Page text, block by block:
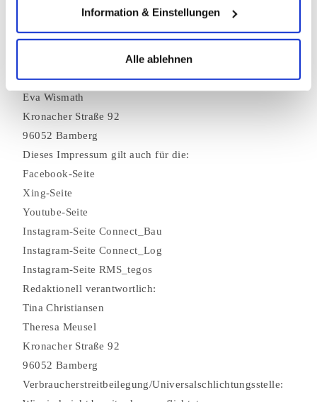
Information & Einstellungen
Alle ablehnen
Registergericht: Amtsgericht Bamberg,
Verantwortlich für den Inhalt:
Eva Wismath
Kronacher Straße 92
96052 Bamberg
Dieses Impressum gilt auch für die:
Facebook-Seite
Xing-Seite
Youtube-Seite
Instagram-Seite Connect_Bau
Instagram-Seite Connect_Log
Instagram-Seite RMS_tegos
Redaktionell verantwortlich:
Tina Christiansen
Theresa Meusel
Kronacher Straße 92
96052 Bamberg
Verbraucher­streit­beilegung/Universal­schlichtungs­stelle: